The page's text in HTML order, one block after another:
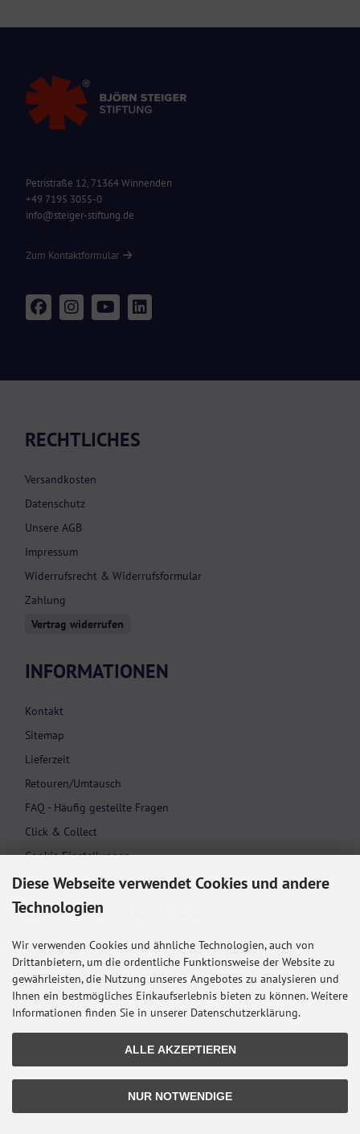
Petristraße 12, 71364 Winnenden
+49 7195 3055-0
info@steiger-stiftung.de
Zum Kontaktformular
RECHTLICHES
Versandkosten
Datenschutz
Unsere AGB
Impressum
Widerrufsrecht & Widerrufsformular
Zahlung
Vertrag widerrufen
INFORMATIONEN
Kontakt
Sitemap
Lieferzeit
Retouren/Umtausch
FAQ - Häufig gestellte Fragen
Click & Collect
Cookie Einstellungen
ZAHLUNGS­METHODEN
Diese Webseite verwendet Cookies und andere
Technologien
Wir verwenden Cookies und ähnliche Technologien, auch von
Drittanbietern, um die ordentliche Funktionsweise der Website zu
gewährleisten, die Nutzung unseres Angebotes zu analysieren und
Ihnen ein bestmögliches Einkaufserlebnis bieten zu können. Weitere
Informationen finden Sie in unserer Datenschutzerklärung.
ALLE AKZEPTIEREN
NUR NOTWENDIGE